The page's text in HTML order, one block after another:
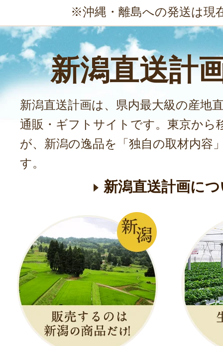
※沖縄・離島への発送は現
新潟直送計
新潟直送計画は、県内最大級の産地
通販・ギフトサイトです。東京から
が、新潟の逸品を「独自の取材内容
す。
新潟直送計画に